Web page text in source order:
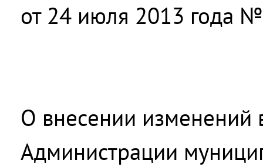
от 24 июля 2013 года
О внесении изменений
Администрации